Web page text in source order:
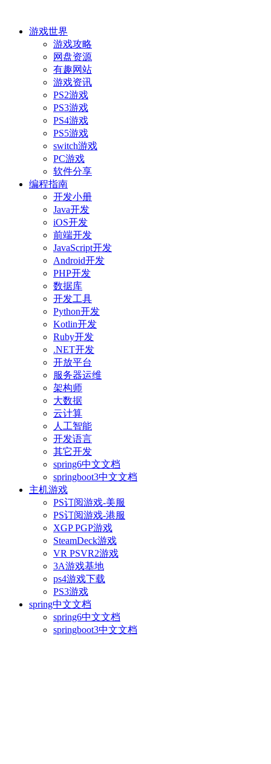
游戏世界
游戏攻略
网盘资源
有趣网站
游戏资讯
PS2游戏
PS3游戏
PS4游戏
PS5游戏
switch游戏
PC游戏
软件分享
编程指南
开发小册
Java开发
iOS开发
前端开发
JavaScript开发
Android开发
PHP开发
数据库
开发工具
Python开发
Kotlin开发
Ruby开发
.NET开发
开放平台
服务器运维
架构师
大数据
云计算
人工智能
开发语言
其它开发
spring6中文文档
springboot3中文文档
主机游戏
PS订阅游戏-美服
PS订阅游戏-港服
XGP PGP游戏
SteamDeck游戏
VR PSVR2游戏
3A游戏基地
ps4游戏下载
PS3游戏
spring中文文档
spring6中文文档
springboot3中文文档